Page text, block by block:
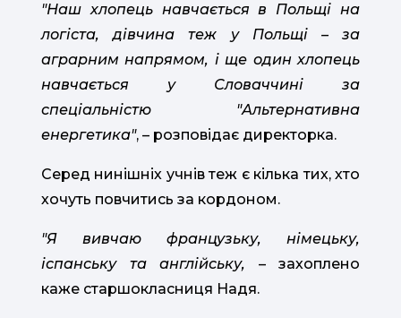
"Наш хлопець навчається в Польщі на
логіста, дівчина теж у Польщі – за
аграрним напрямом, і ще один хлопець
навчається у Словаччині за
спеціальністю "Альтернативна
енергетика", – розповідає директорка.
Серед нинішніх учнів теж є кілька тих, хто
хочуть повчитись за кордоном.
"Я вивчаю французьку, німецьку,
іспанську та англійську, – захоплено
каже старшокласниця Надя.